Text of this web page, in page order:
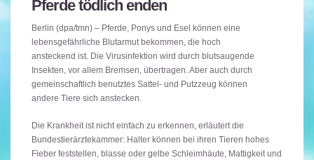
Pferde tödlich enden
Berlin (dpa/tmn) – Pferde, Ponys und Esel können eine
lebensgefährliche Blutarmut bekommen, die hoch
ansteckend ist. Die Virusinfektion wird durch blutsaugende
Insekten, vor allem Bremsen, übertragen. Aber auch durch
gemeinschaftlich benutztes Sattel- und Putzzeug können
andere Tiere sich anstecken.
Die Krankheit ist nicht einfach zu erkennen, erläutert die
Bundestierärztekammer: Halter können bei ihren Tieren hohes
Fieber feststellen, blasse oder gelbe Schleimhäute, Mattigkeit und